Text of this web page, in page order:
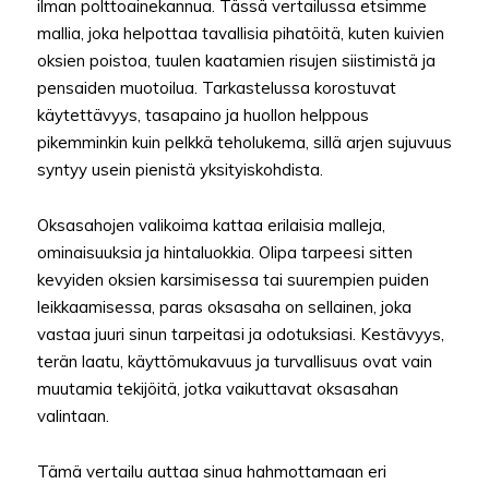
ilman polttoainekannua. Tässä vertailussa etsimme
mallia, joka helpottaa tavallisia pihatöitä, kuten kuivien
oksien poistoa, tuulen kaatamien risujen siistimistä ja
pensaiden muotoilua. Tarkastelussa korostuvat
käytettävyys, tasapaino ja huollon helppous
pikemminkin kuin pelkkä teholukema, sillä arjen sujuvuus
syntyy usein pienistä yksityiskohdista.
Oksasahojen valikoima kattaa erilaisia malleja,
ominaisuuksia ja hintaluokkia. Olipa tarpeesi sitten
kevyiden oksien karsimisessa tai suurempien puiden
leikkaamisessa, paras oksasaha on sellainen, joka
vastaa juuri sinun tarpeitasi ja odotuksiasi. Kestävyys,
terän laatu, käyttömukavuus ja turvallisuus ovat vain
muutamia tekijöitä, jotka vaikuttavat oksasahan
valintaan.
Tämä vertailu auttaa sinua hahmottamaan eri